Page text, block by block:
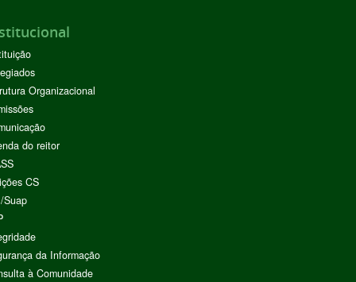
Organizacional
do reitor
CS
Suap
da Informação
à Comunidade